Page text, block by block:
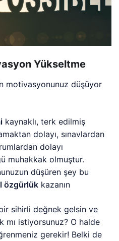
Yükseltme
motivasyonunuz düşüyor
kaynaklı, terk edilmiş
dolayı, sınavlardan
dolayı
muhakkak olmuştur.
düşüren şey bu
özgürlük kazanın
sihirli değnek gelsin ve
istiyorsunuz? O halde
gerekir! Belki de